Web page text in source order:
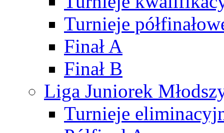
Turnieje
Finał A
Finał B
Liga Juniorek
Turnieje